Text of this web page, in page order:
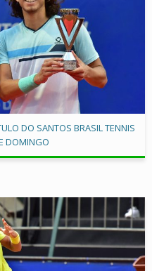
DO SANTOS BRASIL TENNIS
DOMINGO